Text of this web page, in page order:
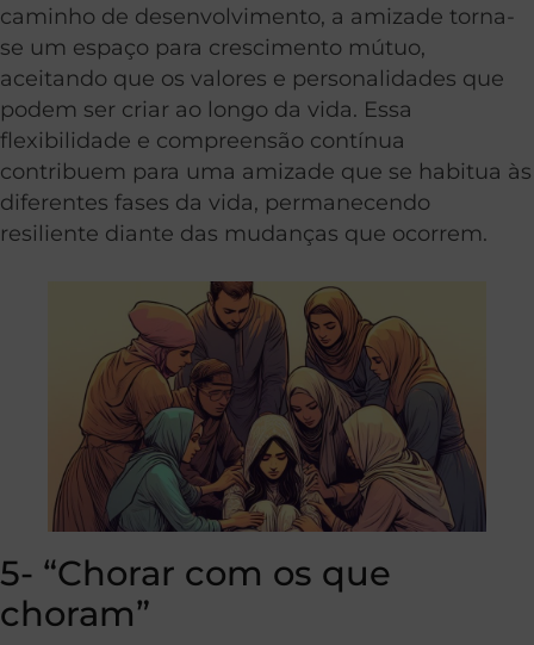
caminho de desenvolvimento, a amizade torna-
se um espaço para crescimento mútuo,
aceitando que os valores e personalidades que
podem ser criar ao longo da vida. Essa
flexibilidade e compreensão contínua
contribuem para uma amizade que se habitua às
diferentes fases da vida, permanecendo
resiliente diante das mudanças que ocorrem.
5- “Chorar com os que
choram”